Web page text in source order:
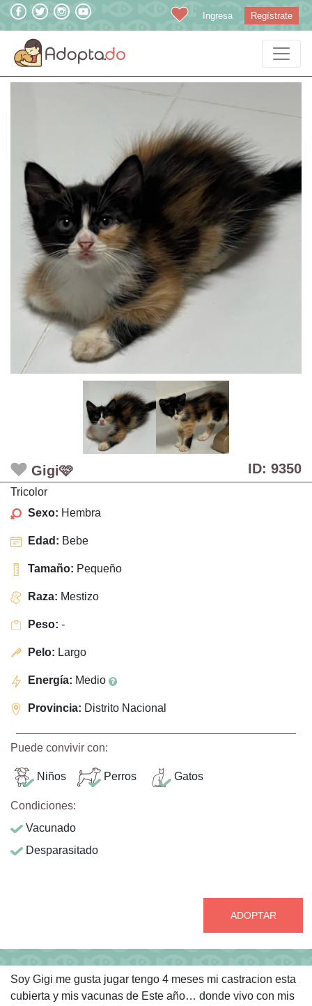
Ingresa Regístrate
Gigi🩷 ID: 9350
Tricolor
Sexo: Hembra
Edad: Bebe
Tamaño: Pequeño
Raza: Mestizo
Peso: -
Pelo: Largo
Energía: Medio
Provincia: Distrito Nacional
Puede convivir con:
Niños Perros Gatos
Condiciones:
Vacunado
Desparasitado
ADOPTAR
Soy Gigi me gusta jugar tengo 4 meses mi castracion esta
cubierta y mis vacunas de Este año… donde vivo con mis